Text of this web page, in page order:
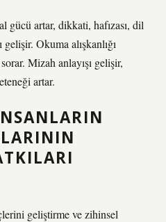
gücü artar, dikkati, hafızası, dil
Okuma alışkanlığı
Mizah anlayışı gelişir,
artar.
geliştirme ve zihinsel